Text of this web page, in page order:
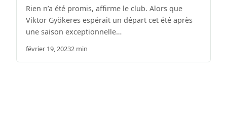
Rien n’a été promis, affirme le club. Alors que
Viktor Gyökeres espérait un départ cet été après
une saison exceptionnelle…
février 19, 20232 min